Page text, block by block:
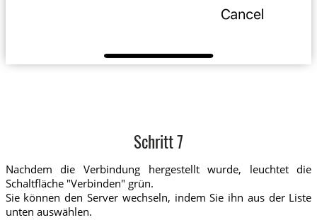
Schritt 7
Nachdem die Verbindung hergestellt wurde, leuchtet die
Schaltfläche "Verbinden" grün.
Sie können den Server wechseln, indem Sie ihn aus der Liste
unten auswählen.